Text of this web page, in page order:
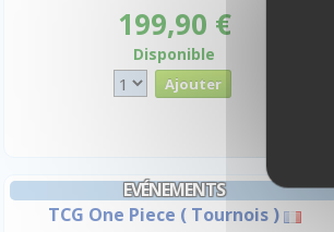
199,90 €
Disponible
EVÉNEMENTS
TCG One Piece ( Tournois )